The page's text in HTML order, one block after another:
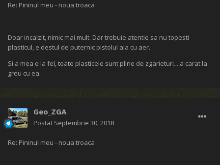
Re: Pininul meu - noua troaca
Doar incalzit, nimic mai mult. Dar trebuie atentie sa nu topesti
plasticul, e destul de puternic pistolul ala cu aer.
Si a mea e la fel, toate plasticele sunt pline de zgarieturi... a carat la
greu cu ea.
Geo_ZGA
Postat Septembrie 30, 2018
Re: Pininul meu - noua troaca